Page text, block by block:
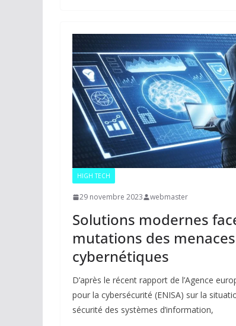
HIGH TECH
29 novembre 2023 webmaster
Solutions modernes
mutations des menaces
cybernétiques
D’après le récent rapport de l’Agence
pour la cybersécurité (ENISA) sur la
sécurité des systèmes d’information,